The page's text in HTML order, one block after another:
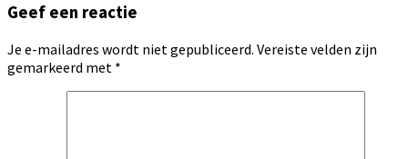
Geef een reactie
Je e-mailadres wordt niet gepubliceerd. Vereiste velden zijn
gemarkeerd met *